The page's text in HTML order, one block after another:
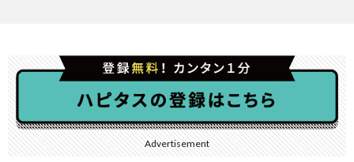
Advertisement